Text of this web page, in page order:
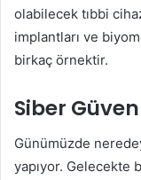
olabilecek tıbbi
implantları ve
birkaç örnektir.
Siber
Günümüzde
yapıyor. Gelecekte